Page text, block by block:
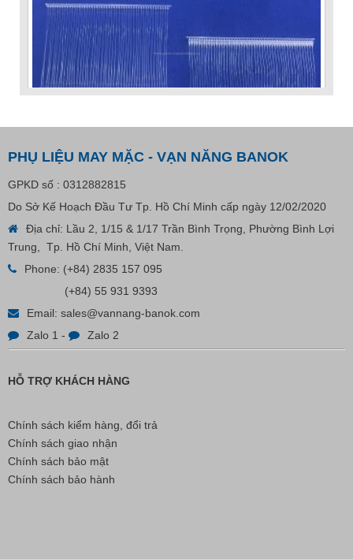
VP Fas Loop (PP) – Dây Treo Nhãn, Ti Bắn, Đạn Vòng
Treo Nhãn Mác
PHỤ LIỆU MAY MẶC - VẠN NĂNG BANOK
GPKD số : 0312882815
Do Sở Kế Hoạch Đầu Tư Tp. Hồ Chí Minh cấp ngày 12/02/2020
Địa chỉ: Lầu 2, 1/15 & 1/17 Trần Bình Trọng, Phường Bình Lợi
Trung, Tp. Hồ Chí Minh, Việt Nam.
Phone: (+84) 2835 157 095
(+84) 55 931 9393
Email: sales@vannang-banok.com
Zalo 1 - Zalo 2
HỖ TRỢ KHÁCH HÀNG
Chính sách kiểm hàng, đổi trả
Chính sách giao nhận
Chính sách bảo mật
Chính sách bảo hành